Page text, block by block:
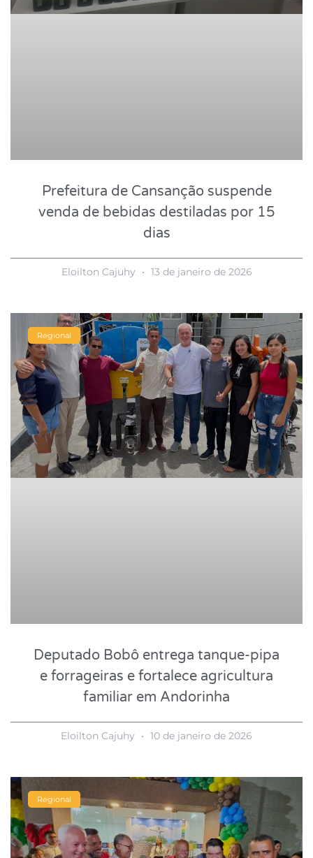
Prefeitura de Cansanção suspende
venda de bebidas destiladas por 15
dias
Eloilton Cajuhy 13 de janeiro de 2026
Regional
Deputado Bobô entrega tanque-pipa
e forrageiras e fortalece agricultura
familiar em Andorinha
Eloilton Cajuhy 10 de janeiro de 2026
Regional